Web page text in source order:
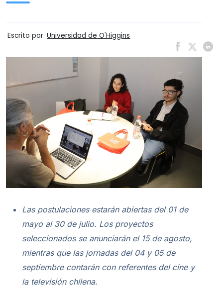
Escrito por Universidad de O'Higgins
Las postulaciones estarán abiertas del 01 de
mayo al 30 de julio. Los proyectos
seleccionados se anunciarán el 15 de agosto,
mientras que las jornadas del 04 y 05 de
septiembre contarán con referentes del cine y
la televisión chilena.